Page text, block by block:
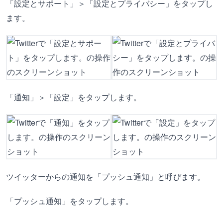
「設定とサポート」＞「設定とプライバシー」をタップし
ます。
「通知」＞「設定」をタップします。
ツイッターからの通知を「プッシュ通知」と呼びます。
「プッシュ通知」をタップします。